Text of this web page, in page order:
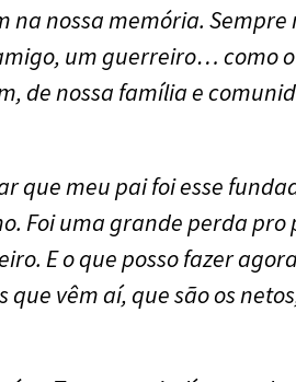
na nossa memória.
um guerreiro… como
de nossa família e
que meu pai foi esse
Foi uma grande perda pro
E o que posso fazer
vêm aí, que são os